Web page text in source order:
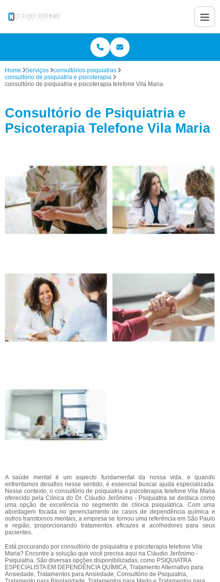
Home Serviços
consultórios psiquiatras
consultório de psiquiatria e psicoterapia
consultório de psiquiatria e psicoterapia telefone Vila Maria
Consultório de Psiquiatria e
Psicoterapia Telefone Vila Maria
A saúde mental é um aspecto fundamental da nossa vida, e quando
enfrentamos desafios nesse sentido, é essencial buscar ajuda especializada.
Nesse contexto, o consultório de psiquiatria e psicoterapia telefone Vila Maria
oferecido pela Clínica do Dr. Cláudio Jerônimo - Psiquiatria se destaca como
uma opção de excelência no segmento de clínica psiquiátrica. Com uma
abordagem focada no gerenciamento de casos de dependência química e
outros transtornos mentais, a empresa se tornou uma referência em São Paulo
e região, proporcionando tratamentos eficazes e acolhedores para seus
pacientes.
Está procurando por consultório de psiquiatria e psicoterapia telefone Vila
Maria? Encontre a solução que você precisa aqui na Cláudio Jerônimo -
Psiquiatria. São diversas opções disponibilizadas, como PSIQUIATRA
ESPECIALISTA EM DEPENDÊNCIA QUÍMICA, Tratamento Alternativo para
Ansiedade, Tratamentos para Ansiedade, Consultório de Psiquiatria,